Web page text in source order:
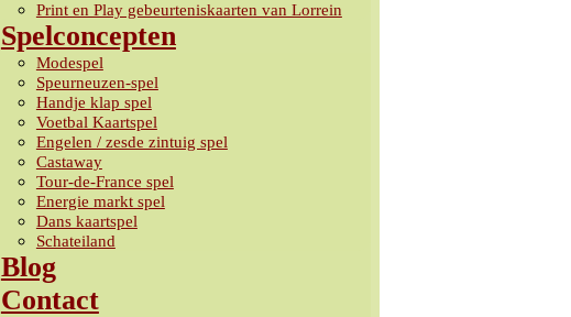
Print en Play gebeurteniskaarten van Lorrein
Spelconcepten
Modespel
Speurneuzen-spel
Handje klap spel
Voetbal Kaartspel
Engelen / zesde zintuig spel
Castaway
Tour-de-France spel
Energie markt spel
Dans kaartspel
Schateiland
Blog
Contact